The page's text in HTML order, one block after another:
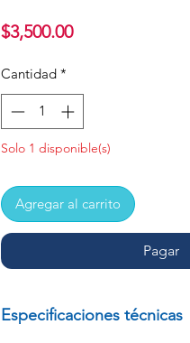
$3,500.00Precio
Cantidad *
Solo 1 disponible(s)
Agregar al carrito
Pagar
Especificaciones técnicas